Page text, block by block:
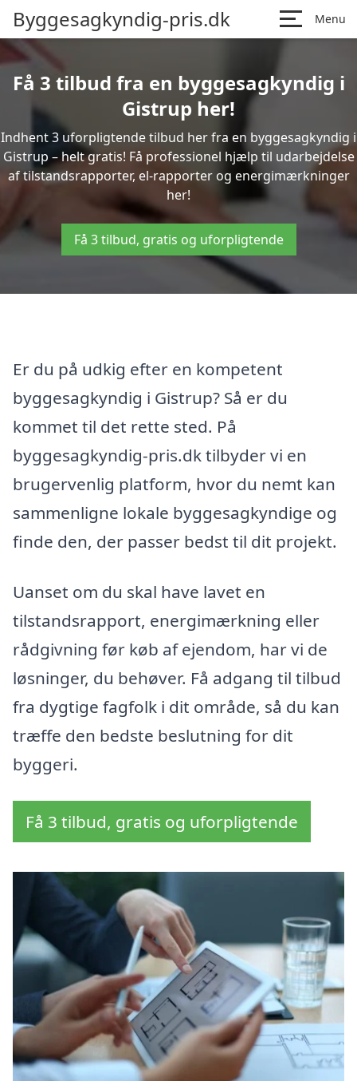
Byggesagkyndig-pris.dk Menu
Få 3 tilbud fra en byggesagkyndig i
Gistrup her!
Indhent 3 uforpligtende tilbud her fra en byggesagkyndig i
Gistrup – helt gratis! Få professionel hjælp til udarbejdelse
af tilstandsrapporter, el-rapporter og energimærkninger
her!
Få 3 tilbud, gratis og uforpligtende
Er du på udkig efter en kompetent
byggesagkyndig i Gistrup? Så er du
kommet til det rette sted. På
byggesagkyndig-pris.dk tilbyder vi en
brugervenlig platform, hvor du nemt kan
sammenligne lokale byggesagkyndige og
finde den, der passer bedst til dit projekt.
Uanset om du skal have lavet en
tilstandsrapport, energimærkning eller
rådgivning før køb af ejendom, har vi de
løsninger, du behøver. Få adgang til tilbud
fra dygtige fagfolk i dit område, så du kan
træffe den bedste beslutning for dit
byggeri.
Få 3 tilbud, gratis og uforpligtende